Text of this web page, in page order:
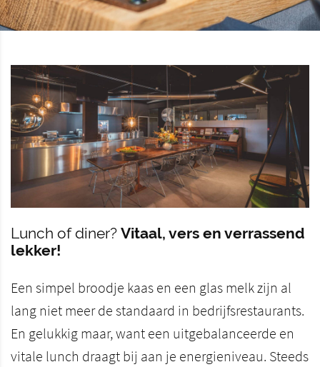
Lunch of diner? Vitaal, vers en verrassend
lekker!
Een simpel broodje kaas en een glas melk zijn al
lang niet meer de standaard in bedrijfsrestaurants.
En gelukkig maar, want een uitgebalanceerde en
vitale lunch draagt bij aan je energieniveau. Steeds